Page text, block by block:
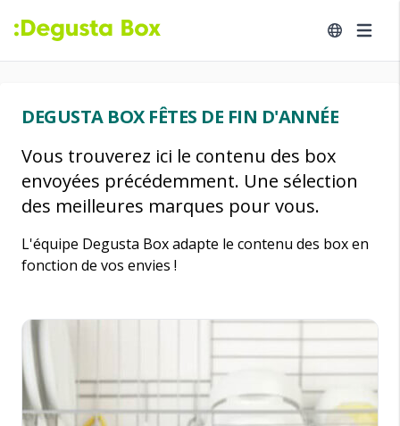
DEGUSTA BOX FÊTES DE FIN D'ANNÉE
Vous trouverez ici le contenu des box
envoyées précédemment. Une sélection
des meilleures marques pour vous.
L'équipe Degusta Box adapte le contenu des box en
fonction de vos envies !